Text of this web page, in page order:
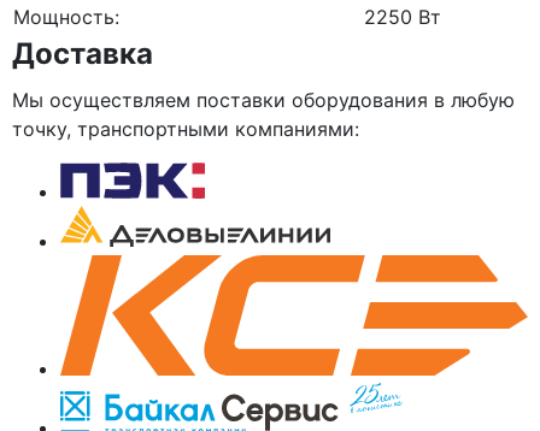
Мощность:
2250 Вт
Доставка
Мы осуществляем поставки оборудования в любую
точку, транспортными компаниями: